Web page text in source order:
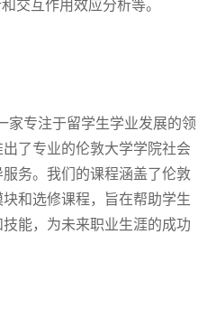
交互作用效应分析等。
家专注于留学生学业发展的领
了专业的伦敦大学学院社会
务。我们的课程涵盖了伦敦
和选修课程，旨在帮助学生
能，为未来职业生涯的成功